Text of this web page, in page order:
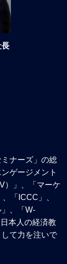
ナーズ」の総
ゲージメント
）」、「マーケ
「ICCC」、
」、「W-
本人の経済教
て力を注いで